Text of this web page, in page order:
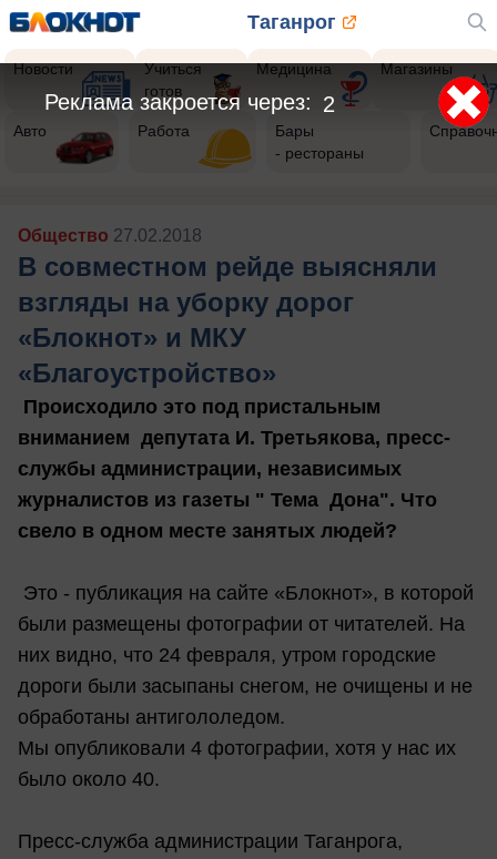
Таганрог
Новости
Учиться
готов
Медицина Магазины
Авто Работа
Бары
- рестораны
Общество 27.02.2018
В совместном рейде выясняли
взгляды на уборку дорог
«Блокнот» и МКУ
«Благоустройство»
Происходило это под пристальным
вниманием депутата И. Третьякова, пресс-
службы администрации, независимых
журналистов из газеты " Тема Дона". Что
свело в одном месте занятых людей?
Это - публикация на сайте «Блокнот», в которой
были размещены фотографии от читателей. На
них видно, что 24 февраля, утром городские
дороги были засыпаны снегом, не очищены и не
обработаны антигололедом.
Мы опубликовали 4 фотографии, хотя у нас их
было около 40.
Пресс-служба администрации Таганрога,